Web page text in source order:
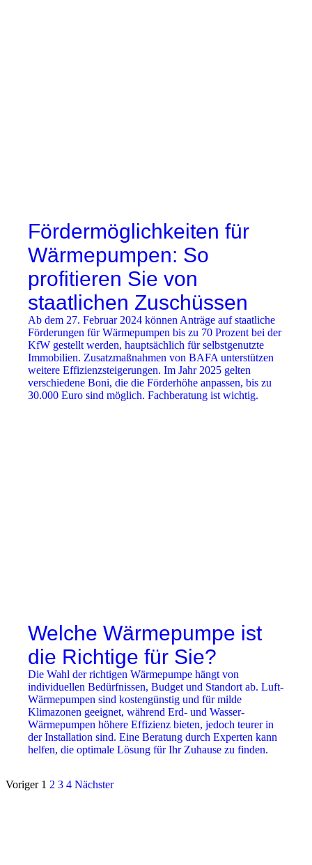
Fördermöglichkeiten für
Wärmepumpen: So
profitieren Sie von
staatlichen Zuschüssen
Ab dem 27. Februar 2024 können Anträge auf staatliche
Förderungen für Wärmepumpen bis zu 70 Prozent bei der
KfW gestellt werden, hauptsächlich für selbstgenutzte
Immobilien. Zusatzmaßnahmen von BAFA unterstützen
weitere Effizienzsteigerungen. Im Jahr 2025 gelten
verschiedene Boni, die die Förderhöhe anpassen, bis zu
30.000 Euro sind möglich. Fachberatung ist wichtig.
Welche Wärmepumpe ist
die Richtige für Sie?
Die Wahl der richtigen Wärmepumpe hängt von
individuellen Bedürfnissen, Budget und Standort ab. Luft-
Wärmepumpen sind kostengünstig und für milde
Klimazonen geeignet, während Erd- und Wasser-
Wärmepumpen höhere Effizienz bieten, jedoch teurer in
der Installation sind. Eine Beratung durch Experten kann
helfen, die optimale Lösung für Ihr Zuhause zu finden.
Voriger 1 2 3 4 Nächster